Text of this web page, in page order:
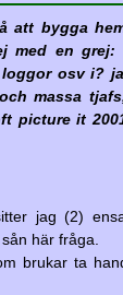
att bygga
med en grej:
osv i?
massa
picture it
jag (2)
här fråga.
brukar ta